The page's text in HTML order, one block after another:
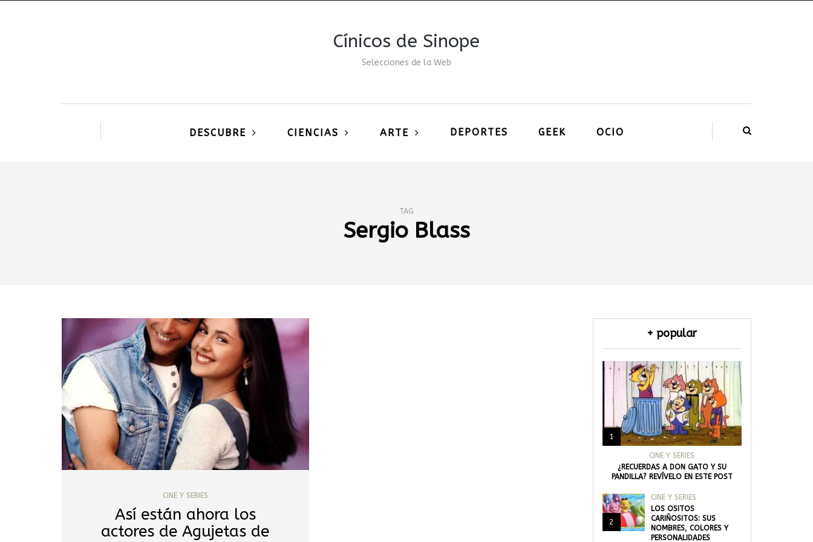
Cínicos de Sinope
Selecciones de la Web
DESCUBRE CIENCIAS ARTE DEPORTES GEEK OCIO
TAG
Sergio Blass
CINE Y SERIES
Así están ahora los
actores de Agujetas de
+ popular
1
CINE Y SERIES
¿RECUERDAS A DON GATO Y SU
PANDILLA? REVÍVELO EN ESTE POST
2
CINE Y SERIES
LOS OSITOS
CARIÑOSITOS: SUS
NOMBRES, COLORES Y
PERSONALIDADES